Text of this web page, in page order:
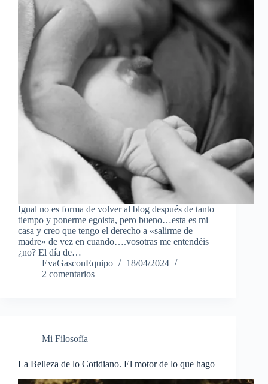
Igual no es forma de volver al blog después de tanto
tiempo y ponerme egoista, pero bueno…esta es mi
casa y creo que tengo el derecho a «salirme de
madre» de vez en cuando….vosotras me entendéis
¿no? El día de…
EvaGasconEquipo
18/04/2024
2 comentarios
Mi Filosofía
La Belleza de lo Cotidiano. El motor de lo que hago